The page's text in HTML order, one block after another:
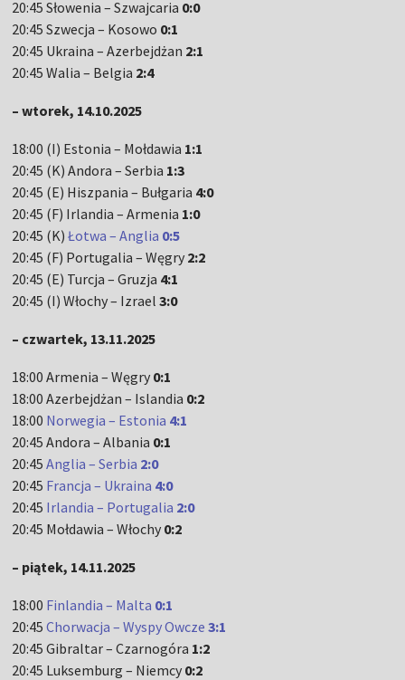
20:45 Słowenia – Szwajcaria 0:0
20:45 Szwecja – Kosowo 0:1
20:45 Ukraina – Azerbejdżan 2:1
20:45 Walia – Belgia 2:4
– wtorek, 14.10.2025
18:00 (I) Estonia – Mołdawia 1:1
20:45 (K) Andora – Serbia 1:3
20:45 (E) Hiszpania – Bułgaria 4:0
20:45 (F) Irlandia – Armenia 1:0
20:45 (K)Łotwa – Anglia 0:5
20:45 (F) Portugalia – Węgry 2:2
20:45 (E) Turcja – Gruzja 4:1
20:45 (I) Włochy – Izrael 3:0
– czwartek, 13.11.2025
18:00 Armenia – Węgry 0:1
18:00 Azerbejdżan – Islandia 0:2
18:00 Norwegia – Estonia 4:1
20:45 Andora – Albania 0:1
20:45Anglia – Serbia 2:0
20:45 Francja – Ukraina 4:0
20:45 Irlandia – Portugalia 2:0
20:45 Mołdawia – Włochy 0:2
– piątek, 14.11.2025
18:00 Finlandia – Malta 0:1
20:45Chorwacja – Wyspy Owcze 3:1
20:45 Gibraltar – Czarnogóra 1:2
20:45 Luksemburg – Niemcy 0:2